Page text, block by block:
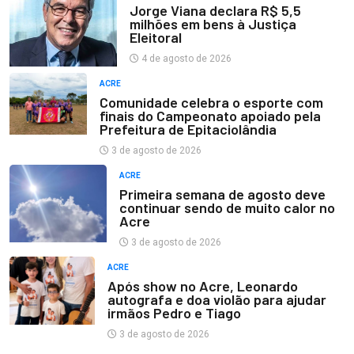
Jorge Viana declara R$ 5,5
milhões em bens à Justiça
Eleitoral
4 de agosto de 2026
ACRE
Comunidade celebra o esporte com
finais do Campeonato apoiado pela
Prefeitura de Epitaciolândia
3 de agosto de 2026
ACRE
Primeira semana de agosto deve
continuar sendo de muito calor no
Acre
3 de agosto de 2026
ACRE
Após show no Acre, Leonardo
autografa e doa violão para ajudar
irmãos Pedro e Tiago
3 de agosto de 2026